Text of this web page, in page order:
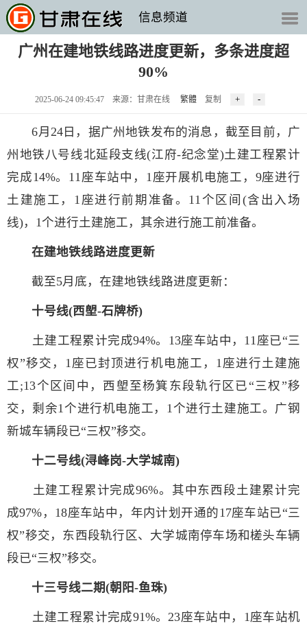
信息频道
广州在建地铁线路进度更新，多条进度超
90%
2025-06-24 09:45:47 来源：甘肃在线 繁體 复制
6月24日，据广州地铁发布的消息，截至目前，广
州地铁八号线北延段支线(江府-纪念堂)土建工程累计
完成14%。11座车站中，1座开展机电施工，9座进行
土建施工，1座进行前期准备。11个区间(含出入场
线)，1个进行土建施工，其余进行施工前准备。
在建地铁线路进度更新
截至5月底，在建地铁线路进度更新：
十号线(西塱-石牌桥)
土建工程累计完成94%。13座车站中，11座已“三
权”移交，1座已封顶进行机电施工，1座进行土建施
工;13个区间中，西塱至杨箕东段轨行区已“三权”移
交，剩余1个进行机电施工，1个进行土建施工。广钢
新城车辆段已“三权”移交。
十二号线(浔峰岗-大学城南)
土建工程累计完成96%。其中东西段土建累计完
成97%，18座车站中，年内计划开通的17座车站已“三
权”移交，东西段轨行区、大学城南停车场和槎头车辆
段已“三权”移交。
十三号线二期(朝阳-鱼珠)
土建工程累计完成91%。23座车站中，1座车站机